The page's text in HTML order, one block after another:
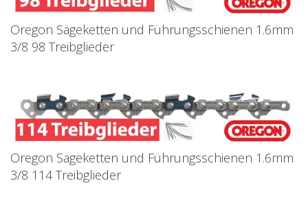
Oregon Sägeketten und Führungsschienen 1.6mm
3/8 98 Treibglieder
Oregon Sägeketten und Führungsschienen 1.6mm
3/8 114 Treibglieder